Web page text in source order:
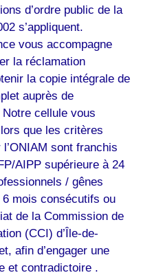
d’ordre public de la
s’appliquent.
vous accompagne
la réclamation
la copie intégrale de
auprès de
cellule vous
que les critères
sont franchis
AIPP supérieure à 24
/ gênes
mois consécutifs ou
de la Commission de
(CCI) d’Île-de-
afin d’engager une
et contradictoire .